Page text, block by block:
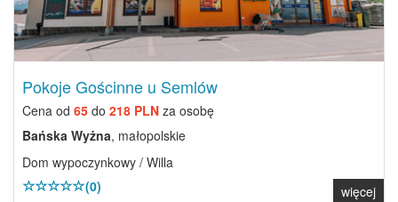
Pokoje Gościnne u Semlów
Cena od 65 do 218 PLN za osobę
Bańska Wyżna, małopolskie
Dom wypoczynkowy / Willa
(0)
więcej